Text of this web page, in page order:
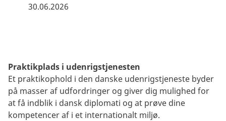
30.06.2026
Praktikplads i udenrigstjenesten
Et praktikophold i den danske udenrigstjeneste byder
på masser af udfordringer og giver dig mulighed for
at få indblik i dansk diplomati og at prøve dine
kompetencer af i et internationalt miljø.